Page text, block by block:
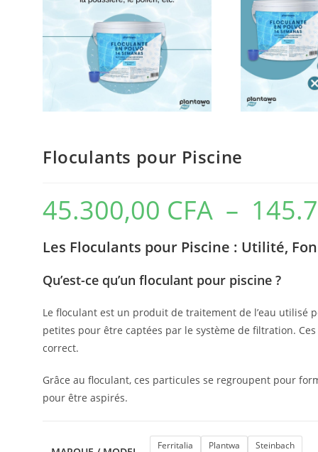
Floculants pour Piscine
45.300,00 CFA –
Les Floculants pour Piscine : Utilité,
Qu’est-ce qu’un floculant pour piscine ?
Le floculant est un produit de traitement de l’eau utilisé
petites pour être captées par le système de filtration.
correct.
Grâce au floculant, ces particules se regroupent pour
pour être aspirés.
Ferritalia Plantwa Steinbach